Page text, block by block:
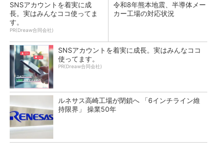
SNSアカウントを着実に成
長。実はみんなココ使ってま
す。
PR(Dreaw合同会社)
令和8年熊本地震、半導体メー
カー工場の対応状況
SNSアカウントを着実に成長。実はみんなココ
使ってます。
PR(Dreaw合同会社)
ルネサス高崎工場が閉鎖へ 「6インチライン維
持限界」 操業50年